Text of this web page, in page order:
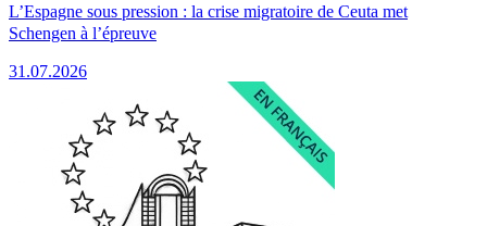
L’Espagne sous pression : la crise migratoire de Ceuta met
Schengen à l’épreuve
31.07.2026